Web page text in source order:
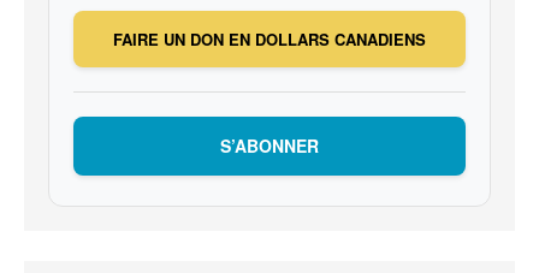
FAIRE UN DON EN DOLLARS CANADIENS
S’ABONNER